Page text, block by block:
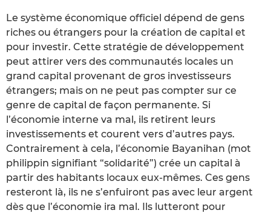
Le système économique officiel dépend de gens
riches ou étrangers pour la création de capital et
pour investir. Cette stratégie de développement
peut attirer vers des communautés locales un
grand capital provenant de gros investisseurs
étrangers; mais on ne peut pas compter sur ce
genre de capital de façon permanente. Si
l’économie interne va mal, ils retirent leurs
investissements et courent vers d’autres pays.
Contrairement à cela, l’économie Bayanihan (mot
philippin signifiant “solidarité”) crée un capital à
partir des habitants locaux eux-mêmes. Ces gens
resteront là, ils ne s’enfuiront pas avec leur argent
dès que l’économie ira mal. Ils lutteront pour